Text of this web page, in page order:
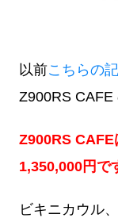
以前こちらの
Z900RS CAFE
Z900RS CAFE
1,350,000円で
ビキニカウル